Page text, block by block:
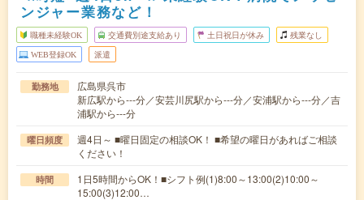
ンジャー業務など！
職種未経験OK 交通費別途支給あり 土日祝日が休み 残業なし
WEB登録OK 派遣
勤務地
広島県呉市
新広駅から---分／安芸川尻駅から---分／安浦駅から---分／吉
浦駅から---分
曜日頻度
週4日～ ■曜日固定の相談OK！ ■希望の曜日があればご相談
ください！
時間
1日5時間からOK！■シフト例(1)8:00～13:00(2)10:00～
15:00(3)12:00…